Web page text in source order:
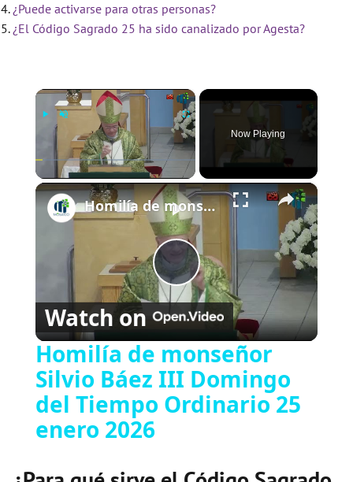
¿Puede activarse para otras personas?
¿El Código Sagrado 25 ha sido canalizado por Agesta?
×
Fullscreen
Now Playing
×
P
l
a
V
Homilía de monseñor Silvio Báez III Domingo del Tiempo Ordinario 25 enero 2026
Watch on
Homilía de monseñor
Silvio Báez III Domingo
del Tiempo Ordinario 25
enero 2026